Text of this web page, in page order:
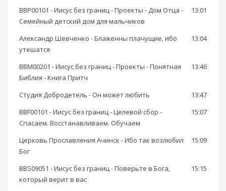
BBP00101 - Иисус без границ - Проекты - Дом Отца -
Семейный детский дом для мальчиков
13:01
Александр Шевченко - Блаженны плачущие, ибо
утешатся
13:04
BBM00201 - Иисус без границ - Проекты - Понятная
Библия - Книга Притч
13:46
Студия Добродетель - Он может любить
13:47
BBF00101 - Иисус без границ - Целевой сбор -
Спасаем. Восстанавливаем. Обучаем
15:07
Церковь Прославления Ачинск - Ибо так возлюбил
Бог
15:09
BBS09051 - Иисус без границ - Поверьте в Бога,
который верит в вас
15:15